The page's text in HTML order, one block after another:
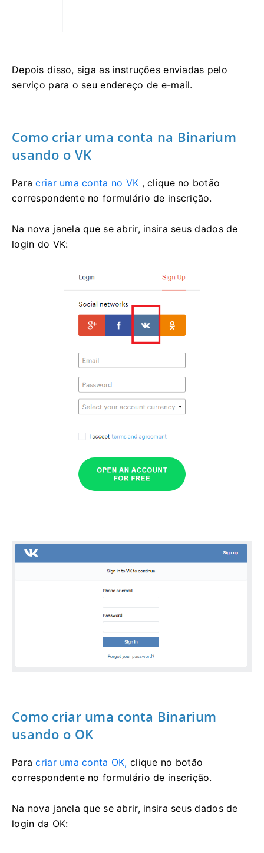
Depois disso, siga as instruções enviadas pelo
serviço para o seu endereço de e-mail.
Como criar uma conta na Binarium
usando o VK
Paracriar uma conta no VK , clique no botão
correspondente no formulário de inscrição.
Na nova janela que se abrir, insira seus dados de
login do VK:
Como criar uma conta Binarium
usando o OK
Paracriar uma conta OK, clique no botão
correspondente no formulário de inscrição.
Na nova janela que se abrir, insira seus dados de
login da OK: